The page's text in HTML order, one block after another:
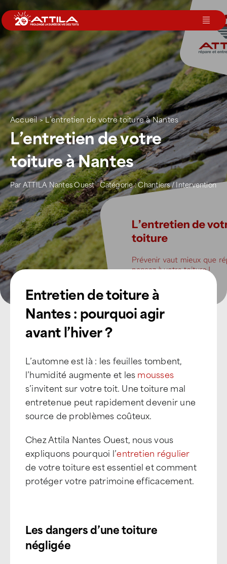
au
contenu
Le groupe
Nos services
Nos agences
Votre toit
Rejoignez-nous
Devenir Franchisé
Accueil>L’entretien de votre toiture à Nantes
L’entretien de votre
toiture à Nantes
ParATTILA Nantes Ouest Catégorie :Chantiers / Intervention
Entretien de toiture à
Nantes : pourquoi agir
avant l’hiver ?
L’automne est là : les feuilles tombent,
l’humidité augmente et lesmousses
s’invitent sur votre toit. Une toiture mal
entretenue peut rapidement devenir une
source de problèmes coûteux.
Chez Attila Nantes Ouest, nous vous
expliquons pourquoi l’entretien régulier
de votre toiture est essentiel et comment
protéger votre patrimoine efficacement.
Les dangers d’une toiture
négligée